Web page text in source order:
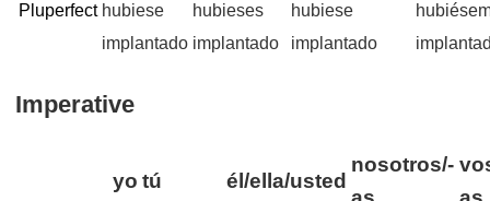
Pluperfect hubiese
implantado
hubieses
implantado
hubiese
implantado
Imperative
yo tú él/ella/usted
nosotros/-